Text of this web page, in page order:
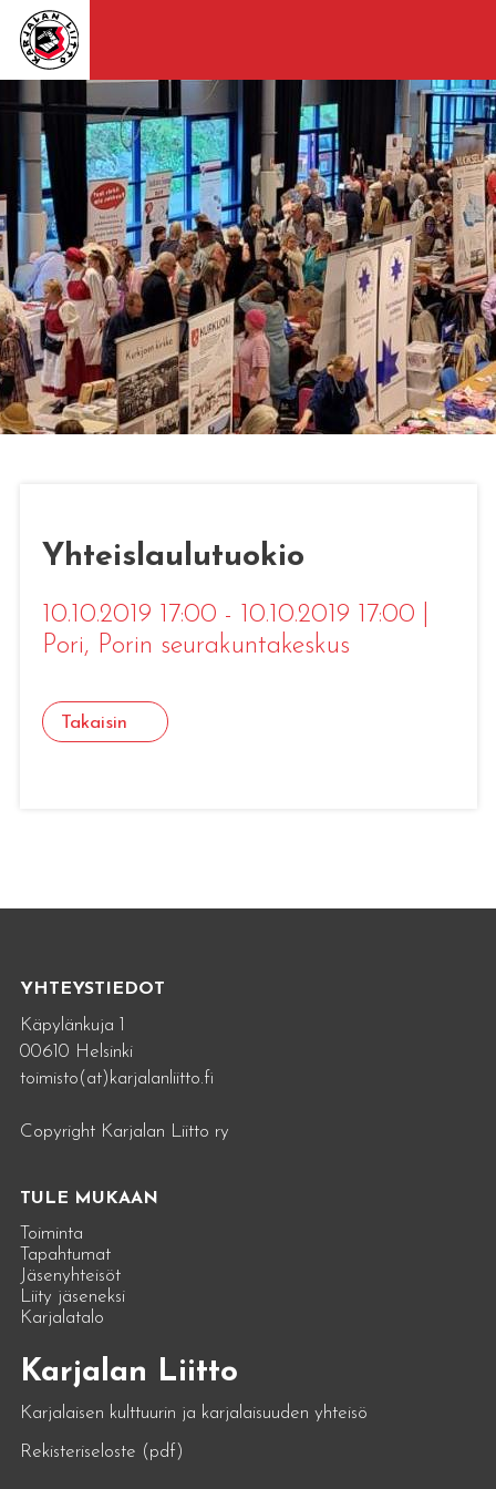
Yhteislaulutuokio
10.10.2019 17:00 - 10.10.2019 17:00
Pori, Porin seurakuntakeskus
Takaisin
YHTEYSTIEDOT
Käpylänkuja 1
00610 Helsinki
toimisto(at)karjalanliitto.fi
Copyright Karjalan Liitto ry
TULE MUKAAN
Toiminta
Tapahtumat
Jäsenyhteisöt
Liity jäseneksi
Karjalatalo
Karjalan Liitto
Karjalaisen kulttuurin ja karjalaisuuden yhteisö
Rekisteriseloste (pdf)